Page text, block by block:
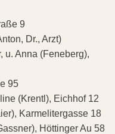
9
Dr., Arzt)
Anna (Feneberg),
95
(Krentl), Eichhof 12
Karmelitergasse 18
Höttinger Au 58